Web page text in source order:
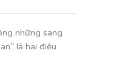
những sang
là hai điều